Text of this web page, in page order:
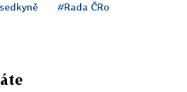
#Rada ČRo